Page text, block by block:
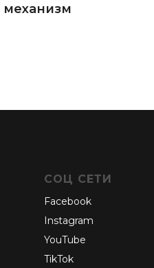
СОЦ СЕТИ
Facebook
Instagram
YouTube
TikTok